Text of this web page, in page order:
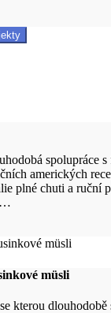
spolupráce
amerických
plné chuti a ruční
müsli
kterou